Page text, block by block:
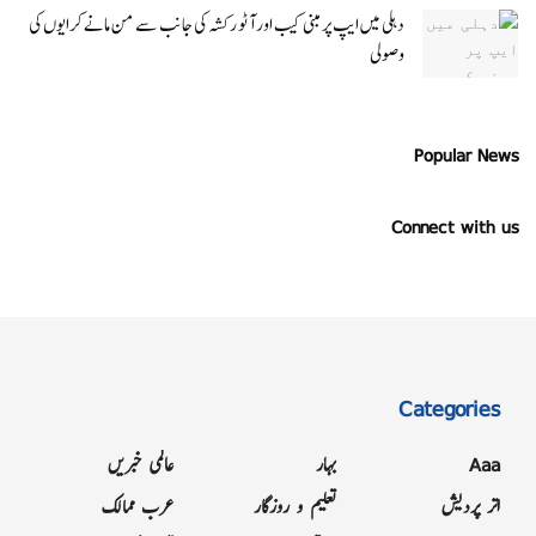
دہلی میں ایپ پر مبنی کیب اور آٹو رکشہ کی جانب سے من مانے کرایوں کی
وصولی
Popular News
Connect with us
Categories
Aaa
اتر پردیش
بہار
تعلیم و روزگار
عالمی خبریں
عرب ممالک